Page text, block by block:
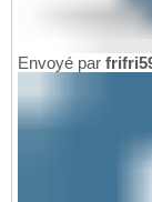
Envoyé par